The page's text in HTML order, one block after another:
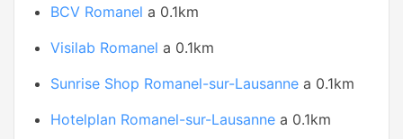
BCV Romanel a 0.1km
Visilab Romanel a 0.1km
Sunrise Shop Romanel-sur-Lausanne a 0.1km
Hotelplan Romanel-sur-Lausanne a 0.1km